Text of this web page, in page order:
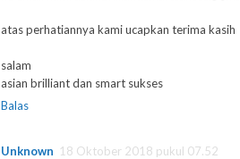
atas perhatiannya kami ucapkan terima kasih
salam
asian brilliant dan smart sukses
Balas
Unknown 18 Oktober 2018 pukul 07.52